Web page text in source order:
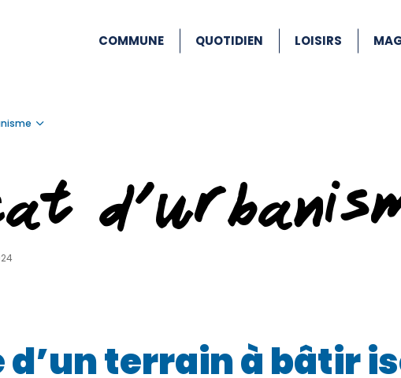
COMMUNE QUOTIDIEN LOISIRS
terrain à bâtir